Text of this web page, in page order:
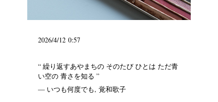
2026/4/12 0:57
“ 繰り返すあやまちの そのたび ひとは ただ青
い空の 青さを知る ”
— いつも何度でも, 覚和歌子